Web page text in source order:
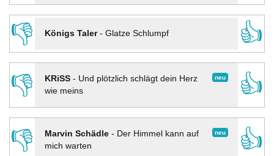
👎
Königs Taler- Glatze Schlumpf
👍
👎
neu
KRiSS- Und plötzlich schlägt dein Herz
wie meins
👍
👎 neu
Marvin Schädle- Der Himmel kann auf
mich warten
👍